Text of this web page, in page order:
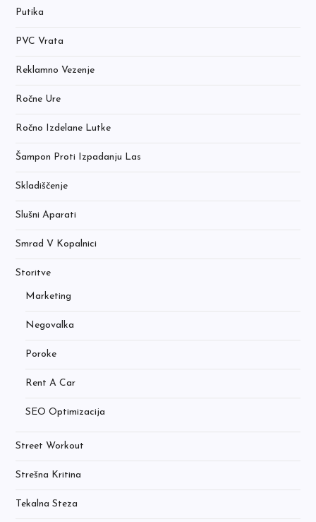
Putika
PVC Vrata
Reklamno Vezenje
Ročne Ure
Ročno Izdelane Lutke
Šampon Proti Izpadanju Las
Skladiščenje
Slušni Aparati
Smrad V Kopalnici
Storitve
Marketing
Negovalka
Poroke
Rent A Car
SEO Optimizacija
Street Workout
Strešna Kritina
Tekalna Steza